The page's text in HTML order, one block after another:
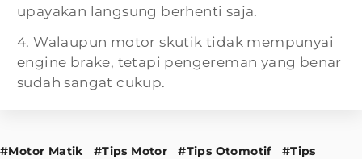
upayakan langsung berhenti saja.
4. Walaupun motor skutik tidak mempunyai
engine brake, tetapi pengereman yang benar
sudah sangat cukup.
#Motor Matik #Tips Motor #Tips Otomotif
#Tips